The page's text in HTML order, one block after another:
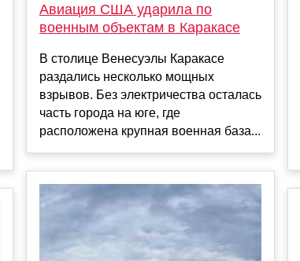
Авиация США ударила по
военным объектам в Каракасе
В столице Венесуэлы Каракасе
раздались несколько мощных
взрывов. Без электричества осталась
часть города на юге, где
расположена крупная военная база...